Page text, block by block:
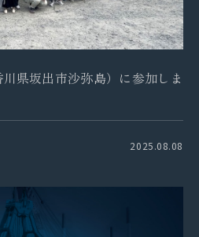
県坂出市沙弥島）に参加しま
2025.08.08